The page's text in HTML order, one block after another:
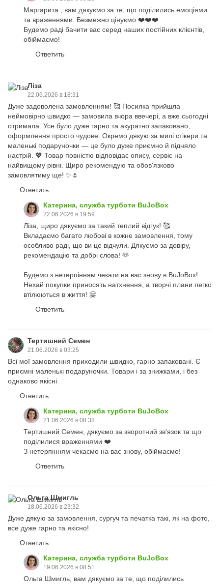
Маргарита , вам дякуємо за те, що поділились емоціями
та враженнями. Безмежно цінуємо ❤️❤️❤️
Будемо раді бачити вас серед наших постійних клієнтів,
обіймаємо!
Ответить
Ліза
22.06.2026 в 18:31
Дуже задоволена замовленням! 🥰 Посилка прийшла
неймовірно швидко — замовила вчора ввечері, а вже сьогодні
отримала. Усе було дуже гарно та акуратно запаковано,
оформлення просто чудове. Окремо дякую за милі стікери та
маленькі подаруночки — це було дуже приємно й підняло
настрій. 💖 Товар повністю відповідає опису, сервіс на
найвищому рівні. Щиро рекомендую та обов'язково
замовлятиму ще! ✨🌷
Ответить
Катерина, служба турботи BuJoBox
22.06.2026 в 19:59
Ліза, щиро дякуємо за такий теплий відгук! 🥰
Вкладаємо багато любові в кожне замовлення, тому
особливо раді, що ви це відчули. Дякуємо за довіру,
рекомендацію та добрі слова! 🫶
Будемо з нетерпінням чекати на вас знову в BuJoBox!
Нехай покупки приносять натхнення, а творчі плани легко
втілюються в життя! 🤗
Ответить
Тертишний Семен
21.06.2026 в 03:25
Всі мої замовлення приходили швидко, гарно запаковані. Є
приємні маленькі подаруночки. Товари і за знижками, і без
однаково якісні
Ответить
Катерина, служба турботи BuJoBox
21.06.2026 в 08:38
Тертишний Семен, дякуємо за зворотний зв'язок та що
поділилися враженнями ❤️
З нетерпінням чекаємо на вас знову, обіймаємо!
Ответить
Ольга Шмигль
18.06.2026 в 23:32
Дуже дякую за замовлення, сургуч та печатка такі, як на фото,
все дуже гарно та якісно!
Ответить
Катерина, служба турботи BuJoBox
19.06.2026 в 08:51
Ольга Шмигль, вам дякуємо за те, що поділились